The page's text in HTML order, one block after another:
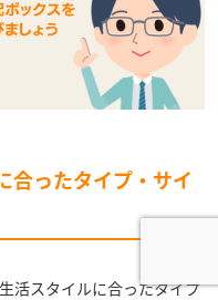
合ったタイプ・サイ
活スタイルに合ったタイプ